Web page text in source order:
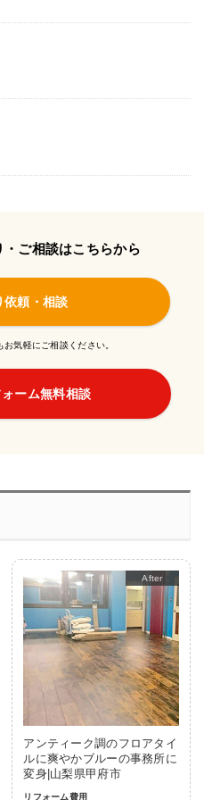
ご相談はこちらから
依頼・相談
気軽にご相談ください。
ーム無料相談
After
アンティーク調のフロアタイ
ルに爽やかブルーの事務所に
変身|山梨県甲府市
リフォーム費用